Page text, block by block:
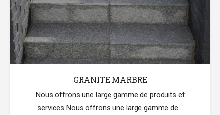
GRANITE MARBRE
Nous offrons une large gamme de produits et
services Nous offrons une large gamme de…